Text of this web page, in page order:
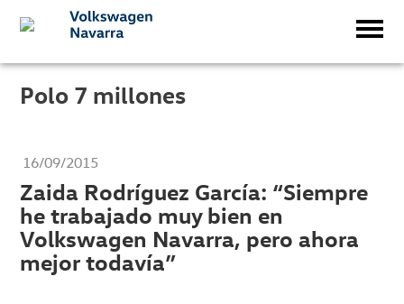
Polo 7 millones
16/09/2015
Zaida Rodríguez García: “Siempre
he trabajado muy bien en
Volkswagen Navarra, pero ahora
mejor todavía”